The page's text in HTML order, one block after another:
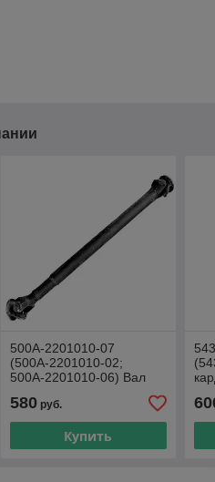
500А-2201010-07
(500А-2201010-02;
500А-2201010-06) Вал
карданный L= 1824 мм.
МАЗ фланец на 8 отв.
580руб.
Купить